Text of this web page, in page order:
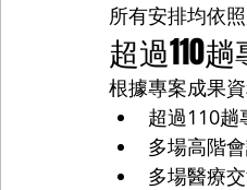
所有安排均依
超過110
根據專案成果
超過110趟
多場高階
多場醫療